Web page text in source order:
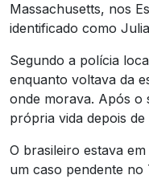
Massachusetts, nos
identificado como
Segundo a polícia
enquanto voltava da
onde morava. Após o
própria vida depois
O brasileiro estava
um caso pendente no